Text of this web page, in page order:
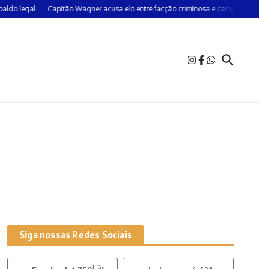
legal Capitão Wagner acusa elo entre facção criminosa e campanha do
Siga nossas Redes Sociais